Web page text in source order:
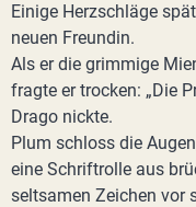
Einige Herzschläge
neuen Freundin.
Als er die grimmige
fragte er trocken: „Die
Drago nickte.
Plum schloss die
eine Schriftrolle aus
seltsamen Zeichen vor